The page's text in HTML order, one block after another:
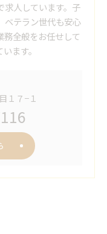
求人しています。子
ベテラン世代も安心
務全般をお任せして
ます。
１７−１